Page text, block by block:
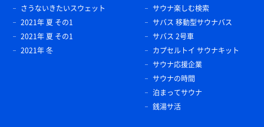
さうないきたいスウェット
2021年 夏 その1
2021年 夏 その1
2021年 冬
サウナ楽しむ検索
サバス 移動型サウナバス
サバス 2号車
カプセルトイ サウナキット
サウナ応援企業
サウナの時間
泊まってサウナ
銭湯サ活